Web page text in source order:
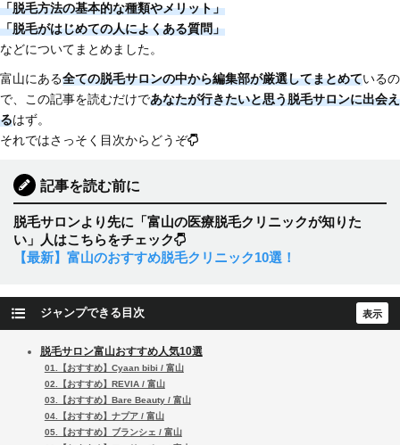
「脱毛方法の基本的な種類やメリット」
「脱毛がはじめての人によくある質問」
などについてまとめました。
富山にある全ての脱毛サロンの中から編集部が厳選してまとめているの
で、この記事を読むだけであなたが行きたいと思う脱毛サロンに出会え
るはず。
それではさっそく目次からどうぞ
記事を読む前に
脱毛サロンより先に「富山の医療脱毛クリニックが知りた
い」人はこちらをチェック
【最新】富山のおすすめ脱毛クリニック10選！
ジャンプできる目次
脱毛サロン富山おすすめ人気10選
01.【おすすめ】Cyaan bibi / 富山
02.【おすすめ】REVIA / 富山
03.【おすすめ】Bare Beauty / 富山
04.【おすすめ】ナプア / 富山
05.【おすすめ】ブランシェ / 富山